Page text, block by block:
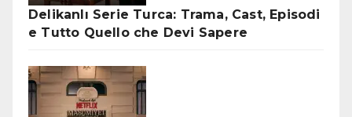
Delikanlı Serie Turca: Trama, Cast, Episodi
e Tutto Quello che Devi Sapere